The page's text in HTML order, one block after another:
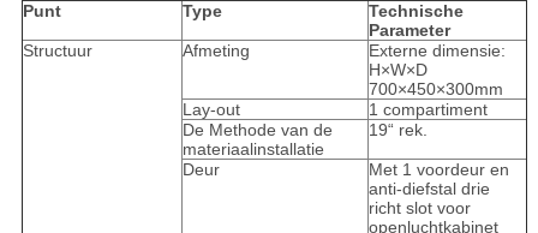
Punt
Type
Technische
Parameter
Structuur
Afmeting
Externe dimensie:
H×W×D
700×450×300mm
Lay-out
1 compartiment
De Methode van de
materiaalinstallatie
19“ rek.
Deur
Met 1 voordeur en
anti-diefstal drie
richt slot voor
openluchtkabinet